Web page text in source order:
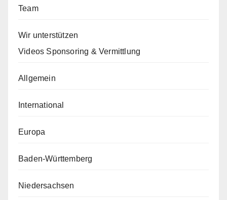
Team
Wir unterstützen
Videos Sponsoring & Vermittlung
Allgemein
International
Europa
Baden-Württemberg
Niedersachsen